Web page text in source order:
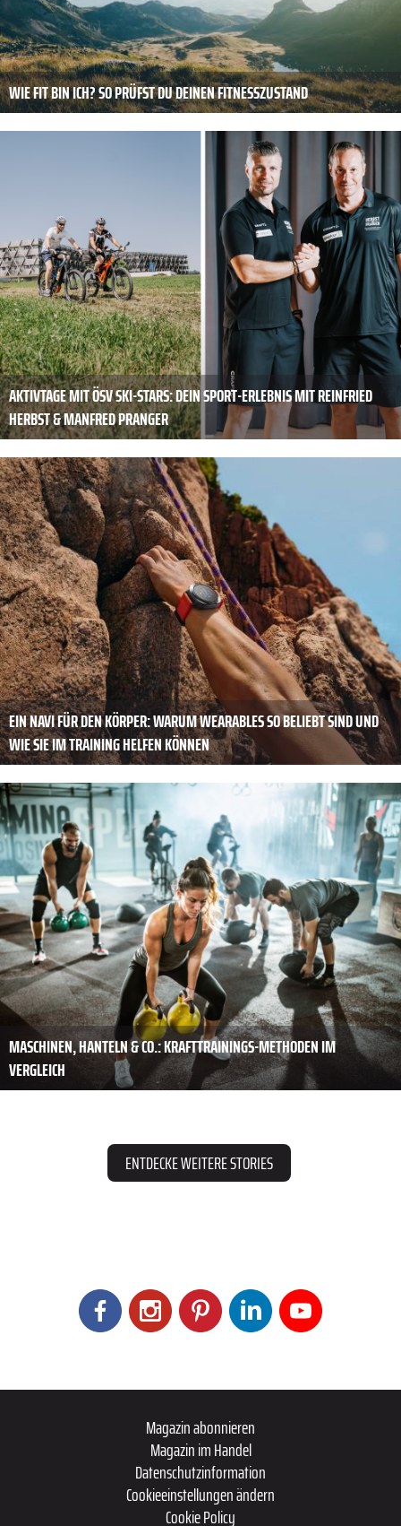
WIE FIT BIN ICH? SO PRÜFST DU DEINEN FITNESSZUSTAND
AKTIVTAGE MIT ÖSV SKI-STARS: DEIN SPORT-ERLEBNIS MIT REINFRIED
HERBST & MANFRED PRANGER
EIN NAVI FÜR DEN KÖRPER: WARUM WEARABLES SO BELIEBT SIND UND
WIE SIE IM TRAINING HELFEN KÖNNEN
MASCHINEN, HANTELN & CO.: KRAFTTRAININGS-METHODEN IM
VERGLEICH
ENTDECKE WEITERE STORIES
Magazin abonnieren
Magazin im Handel
Datenschutzinformation
Cookieeinstellungen ändern
Cookie Policy